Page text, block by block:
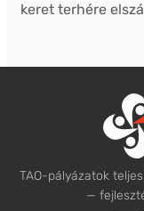
keret terhére
TAO-pályázatok
—